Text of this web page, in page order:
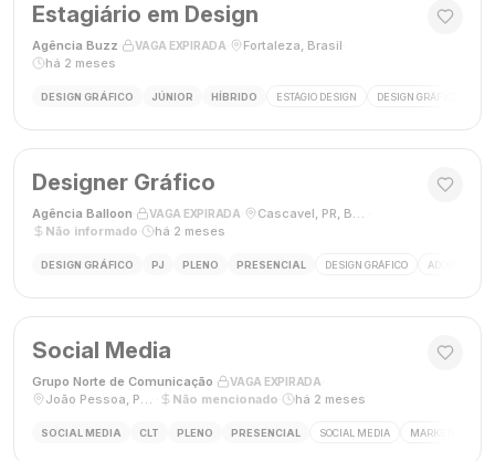
Estagiário em Design
Agência Buzz VAGA EXPIRADA Fortaleza, Brasil
há 2 meses
DESIGN GRÁFICO JÚNIOR HÍBRIDO ESTÁGIO DESIGN DESIGN GRÁFICO
Designer Gráfico
Agência Balloon VAGA EXPIRADA Cascavel, PR, Brasil
Não informado
há 2 meses
DESIGN GRÁFICO PJ PLENO PRESENCIAL DESIGN GRÁFICO ADOBE
Social Media
Grupo Norte de Comunicação VAGA EXPIRADA
João Pessoa, Paraíba, Brasil
Não mencionado há 2 meses
SOCIAL MEDIA CLT PLENO PRESENCIAL SOCIAL MEDIA MARKETING